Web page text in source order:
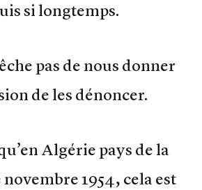
si longtemps.
pas de nous donner
de les dénoncer.
Algérie pays de la
1954, cela est